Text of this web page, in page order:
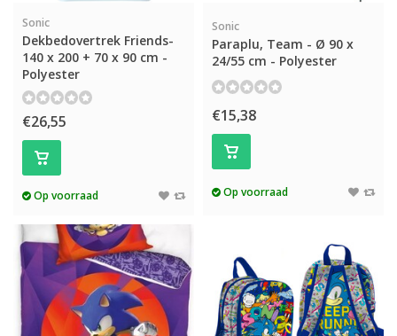
Sonic
Dekbedovertrek Friends-
140 x 200 + 70 x 90 cm -
Polyester
€26,55
Op voorraad
Sonic
Paraplu, Team - Ø 90 x
24/55 cm - Polyester
€15,38
Op voorraad